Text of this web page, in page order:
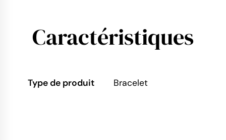
Caractéristiques
Type de produit Bracelet